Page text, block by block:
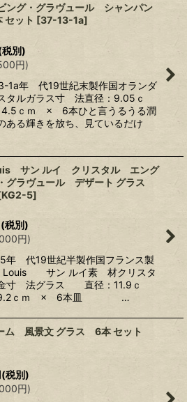
ング・グラヴュール シャンパン
ット [37-13-1a]
税別)
円)
年 代19世紀末製作国オランダ
タルガラス寸 法直径：9.05ｃ
ｃｍ × 6本ひと言うるうる潤
ある輝きを放ち、見ているだけ
サン ルイ クリスタル エング
グラヴュール デザート グラス
KG2-5]
(税別)
円)
代19世紀半製作国フランス製
Louis サン ルイ素 材クリスタ
金寸 法グラス 直径：11.9ｃ
：9.2ｃｍ × 6本皿 …
風景文 グラス 6本 セット
(税別)
円)